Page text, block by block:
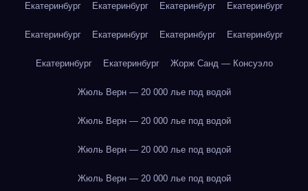
Екатеринбург Екатеринбург Екатеринбург Екатеринбург
Екатеринбург Екатеринбург Екатеринбург Екатеринбург
Екатеринбург Екатеринбург Жорж Санд — Консуэло
Жюль Верн — 20 000 лье под водой
Жюль Верн — 20 000 лье под водой
Жюль Верн — 20 000 лье под водой
Жюль Верн — 20 000 лье под водой